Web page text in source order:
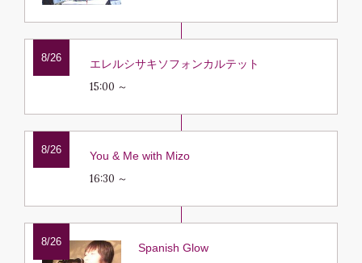
8/26 エレルシサキソフォンカルテット
15:00 ～
8/26 You & Me with Mizo
16:30 ～
8/26 Spanish Glow